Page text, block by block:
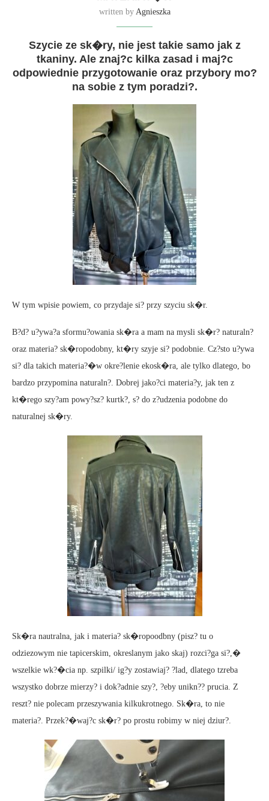
written by Agnieszka
Szycie ze sk�ry, nie jest takie samo jak z
tkaniny. Ale znaj?c kilka zasad i maj?c
odpowiednie przygotowanie oraz przybory mo?
na sobie z tym poradzi?.
W tym wpisie powiem, co przydaje si? przy szyciu sk�r.
B?d? u?ywa?a sformu?owania sk�ra a mam na mysli sk�r? naturaln?
oraz materia? sk�ropodobny, kt�ry szyje si? podobnie. Cz?sto u?ywa
si? dla takich materia?�w okre?lenie ekosk�ra, ale tylko dlatego, bo
bardzo przypomina naturaln?. Dobrej jako?ci materia?y, jak ten z
kt�rego szy?am powy?sz? kurtk?, s? do z?udzenia podobne do
naturalnej sk�ry.
Sk�ra nautralna, jak i materia? sk�ropoodbny (pisz? tu o
odziezowym nie tapicerskim, okreslanym jako skaj) rozci?ga si?,�
wszelkie wk?�cia np. szpilki/ ig?y zostawiaj? ?lad, dlatego tzreba
wszystko dobrze mierzy? i dok?adnie szy?, ?eby unikn?? prucia. Z
reszt? nie polecam przeszywania kilkukrotnego. Sk�ra, to nie
materia?. Przek?�waj?c sk�r? po prostu robimy w niej dziur?.